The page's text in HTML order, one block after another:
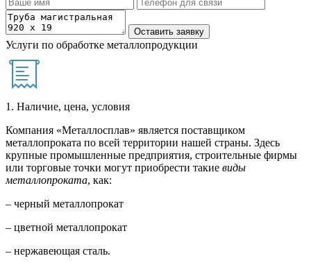
Услуги по обработке металлопродукции
1. Наличие, цена, условия
Компания «Металлосплав» является поставщиком
металлопроката по всей территории нашей страны. Здесь
крупные промышленные предприятия, строительные фирмы
или торговые точки могут приобрести такие виды
металлопроката, как:
– черный металлопрокат
– цветной металлопрокат
– нержавеющая сталь.